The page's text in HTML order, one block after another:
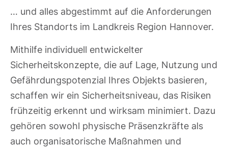
… und alles abgestimmt auf die Anforderungen
Ihres Standorts im Landkreis Region Hannover.
Mithilfe individuell entwickelter
Sicherheitskonzepte, die auf Lage, Nutzung und
Gefährdungspotenzial Ihres Objekts basieren,
schaffen wir ein Sicherheitsniveau, das Risiken
frühzeitig erkennt und wirksam minimiert. Dazu
gehören sowohl physische Präsenzkräfte als
auch organisatorische Maßnahmen und